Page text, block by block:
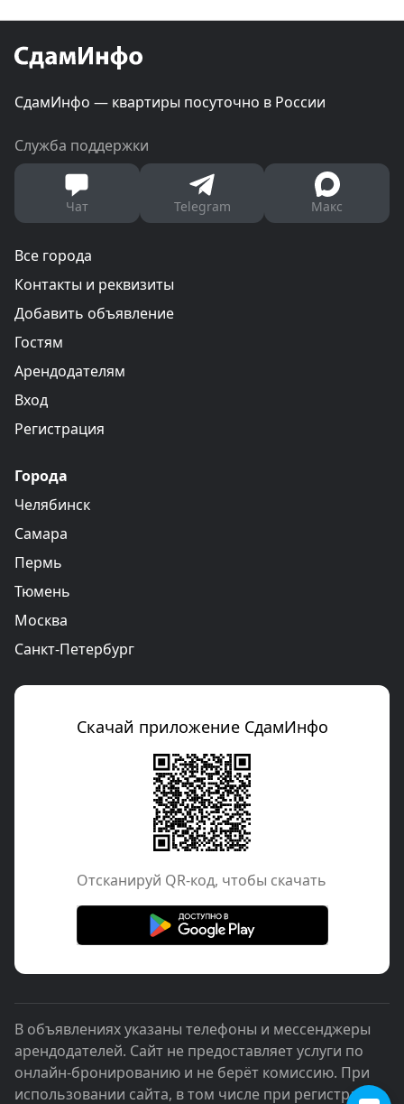
СдамИнфо — квартиры посуточно в России
Служба поддержки
Чат Telegram Макс
Все города
Контакты и реквизиты
Добавить объявление
Гостям
Арендодателям
Вход
Регистрация
Города
Челябинск
Самара
Пермь
Тюмень
Москва
Санкт-Петербург
Скачай приложение СдамИнфо
Отcканируй QR-код, чтобы скачать
В объявлениях указаны телефоны и мессенджеры
арендодателей. Сайт не предоставляет услуги по
онлайн-бронированию и не берёт комиссию. При
использовании сайта, в том числе при регистрации,